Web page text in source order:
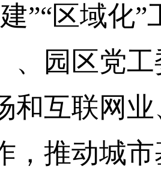
”“区域化
、园区党
和互联网
，推动城